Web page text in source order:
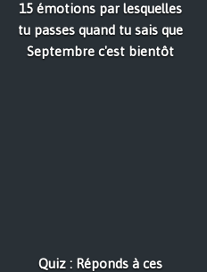
15 émotions par lesquelles
tu passes quand tu sais que
Septembre c'est bientôt
Quiz : Réponds à ces